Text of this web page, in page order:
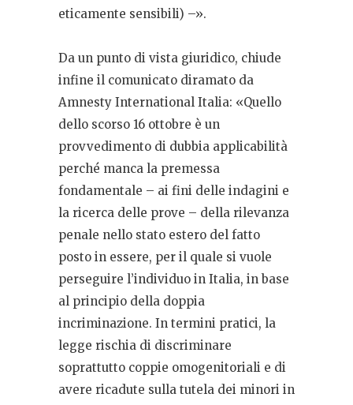
eticamente sensibili) –».
Da un punto di vista giuridico, chiude
infine il comunicato diramato da
Amnesty International Italia: «Quello
dello scorso 16 ottobre è un
provvedimento di dubbia applicabilità
perché manca la premessa
fondamentale – ai fini delle indagini e
la ricerca delle prove – della rilevanza
penale nello stato estero del fatto
posto in essere, per il quale si vuole
perseguire l’individuo in Italia, in base
al principio della doppia
incriminazione. In termini pratici, la
legge rischia di discriminare
soprattutto coppie omogenitoriali e di
avere ricadute sulla tutela dei minori in